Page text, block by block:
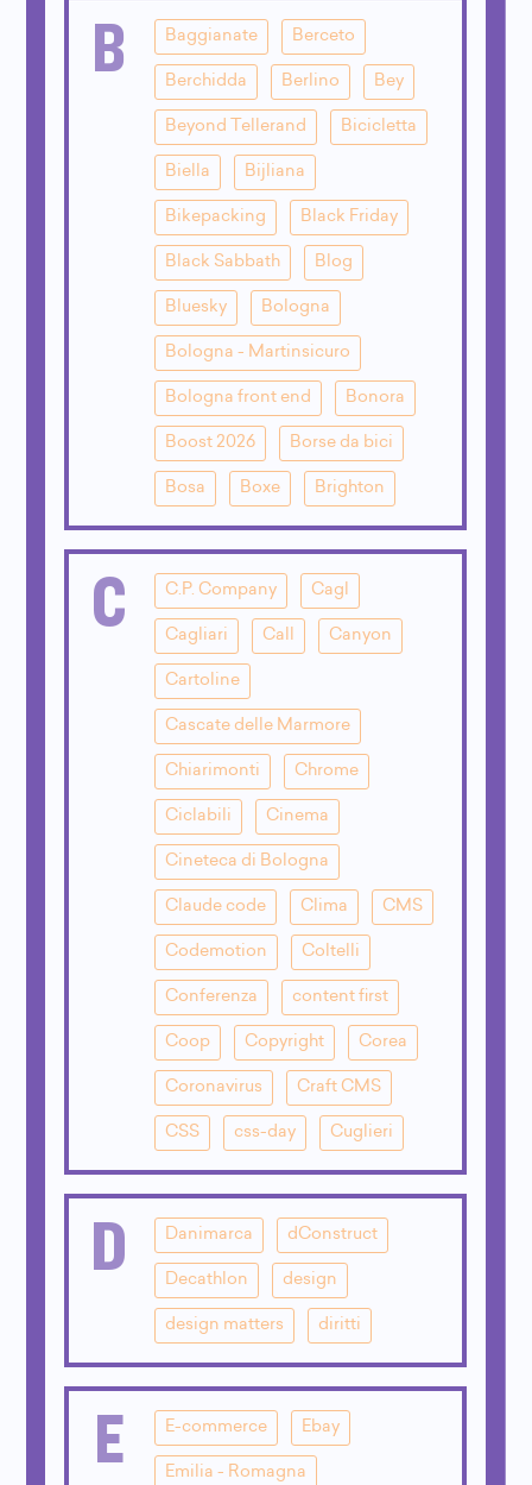
B Baggianate Berceto
Berchidda Berlino Bey
Beyond Tellerand Bicicletta
Biella Bijliana
Bikepacking Black Friday
Black Sabbath Blog
Bluesky Bologna
Bologna - Martinsicuro
Bologna front end Bonora
Boost 2026 Borse da bici
Bosa Boxe Brighton
C C.P. Company Cagl
Cagliari Call Canyon
Cartoline
Cascate delle Marmore
Chiarimonti Chrome
Ciclabili Cinema
Cineteca di Bologna
Claude code Clima CMS
Codemotion Coltelli
Conferenza content first
Coop Copyright Corea
Coronavirus Craft CMS
CSS css-day Cuglieri
D Danimarca dConstruct
Decathlon design
design matters diritti
E E-commerce Ebay
Emilia - Romagna